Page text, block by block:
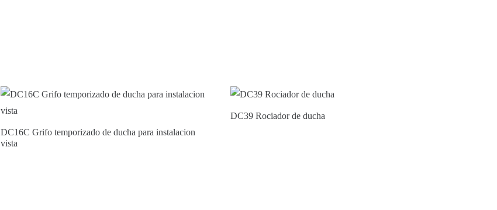
DC16C Grifo temporizado de ducha para instalacion
vista
DC39 Rociador de ducha